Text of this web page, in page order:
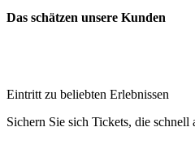
Das schätzen unsere Kunden
Eintritt zu beliebten Erlebnissen
Sichern Sie sich Tickets, die schnell